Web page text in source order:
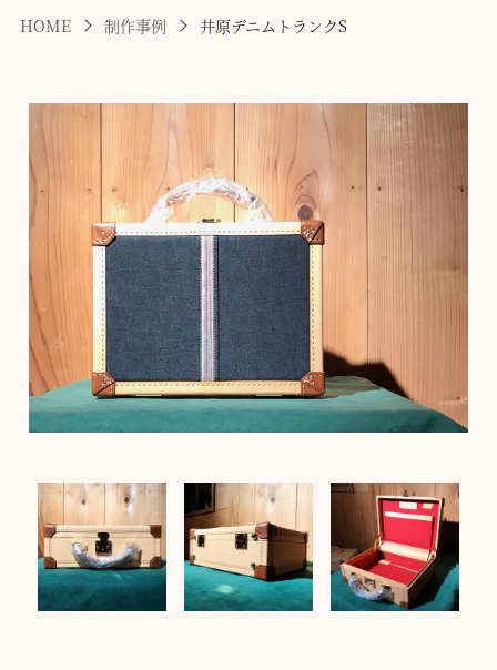
HOME 制作事例 井原デニムトランクS